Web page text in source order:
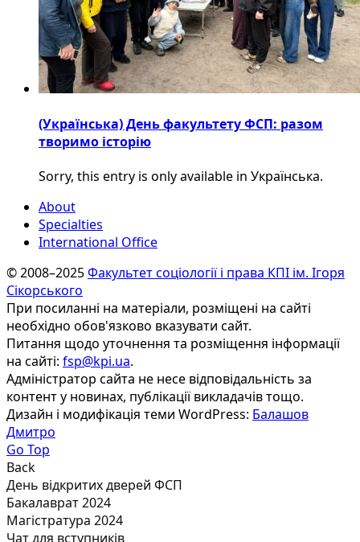
(Українська) День факультету ФСП: разом
творимо історію
Sorry, this entry is only available in Українська.
About
Specialties
International Office
© 2008–2025Факультет соціології і права КПІ ім. Ігоря
Сікорського
При посиланні на матеріали, розміщені на сайті
необхідно обов'язково вказувати сайт.
Питання щодо уточнення та розміщення інформації
на сайті: fsp@kpi.ua.
Адміністратор сайта не несе відповідальність за
контент у новинах, публікації викладачів тощо.
Дизайн і модифікація теми WordPress: Балашов
Дмитро
Go Top
Back
День відкритих дверей ФСП
Бакалаврат 2024
Магістратура 2024
Чат для вступників